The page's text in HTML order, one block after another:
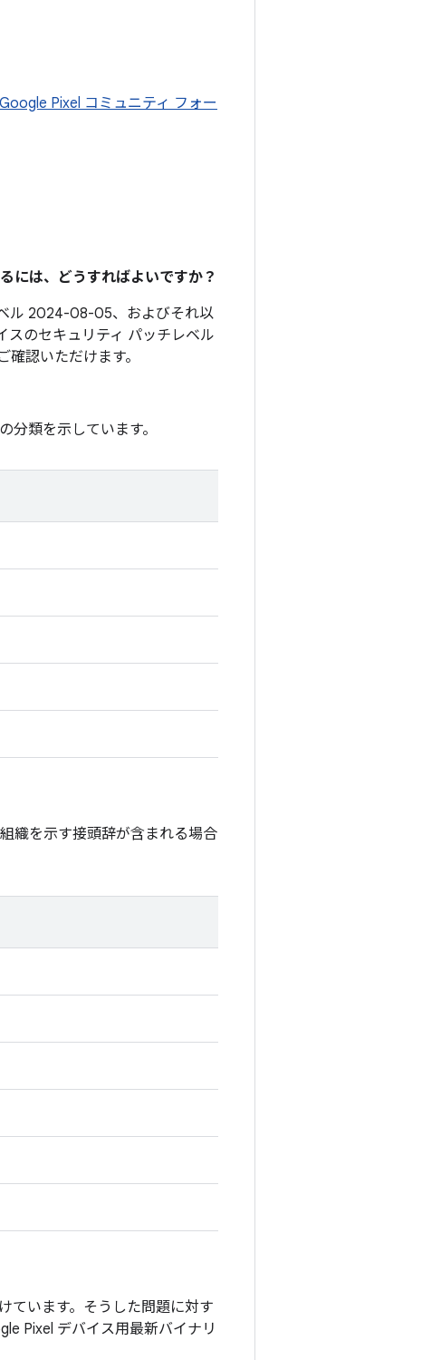
Google Pixel コミュニティ フォー
には、どうすればよいですか？
ル 2024-08-05、およびそれ以
スのセキュリティ パッチレベル
認いただけます。
分類を示しています。
織を示す接頭辞が含まれる場合
ています。そうした問題に対す
Pixel デバイス用最新バイナリ